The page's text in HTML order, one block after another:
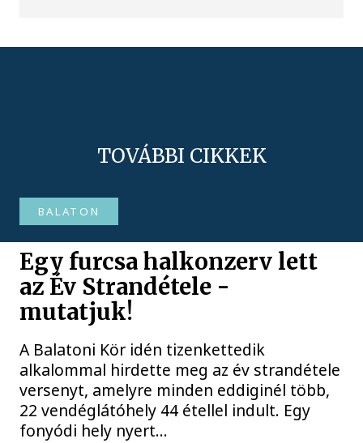
TOVÁBBI CIKKEK
BALATON
Egy furcsa halkonzerv lett
az Év Strandétele -
mutatjuk!
A Balatoni Kör idén tizenkettedik
alkalommal hirdette meg az év strandétele
versenyt, amelyre minden eddiginél több,
22 vendéglátóhely 44 étellel indult. Egy
fonyódi hely nyert...